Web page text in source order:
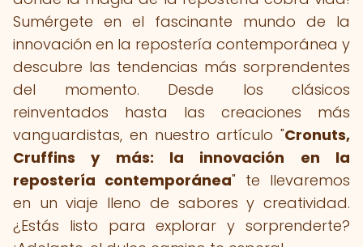
Sumérgete en el fascinante mundo de la
innovación en la repostería contemporánea y
descubre las tendencias más sorprendentes
del momento. Desde los clásicos
reinventados hasta las creaciones más
vanguardistas, en nuestro artículo "Cronuts,
Cruffins y más: la innovación en la
repostería contemporánea" te llevaremos
en un viaje lleno de sabores y creatividad.
¿Estás listo para explorar y sorprenderte?